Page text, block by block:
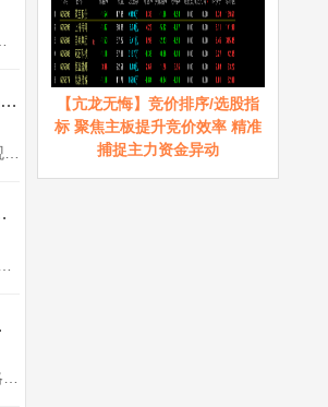
通达信【机构锁筹】副图/选股 妖股必定上穿5 精准捕捉强势股 道行天老师作品 源码
号固定支持回测 源码
无未来
【亢龙无悔】竞价排序/选股指
标 聚焦主板提升竞价效率 精准
捕捉主力资金异动